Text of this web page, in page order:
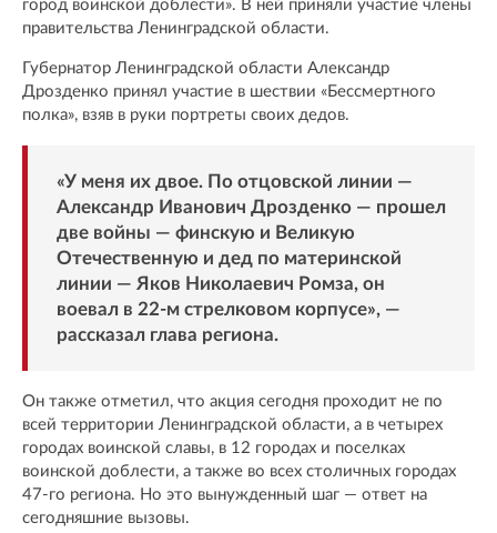
город воинской доблести». В ней приняли участие члены
правительства Ленинградской области.
Губернатор Ленинградской области Александр
Дрозденко принял участие в шествии «Бессмертного
полка», взяв в руки портреты своих дедов.
«У меня их двое. По отцовской линии —
Александр Иванович Дрозденко — прошел
две войны — финскую и Великую
Отечественную и дед по материнской
линии — Яков Николаевич Ромза, он
воевал в 22-м стрелковом корпусе», —
рассказал глава региона.
Он также отметил, что акция сегодня проходит не по
всей территории Ленинградской области, а в четырех
городах воинской славы, в 12 городах и поселках
воинской доблести, а также во всех столичных городах
47-го региона. Но это вынужденный шаг — ответ на
сегодняшние вызовы.